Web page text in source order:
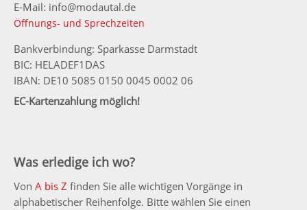
E-Mail: info@modautal.de
Öffnungs- und Sprechzeiten
Bankverbindung: Sparkasse Darmstadt
BIC: HELADEF1DAS
IBAN: DE10 5085 0150 0045 0002 06
EC-Kartenzahlung möglich!
Was erledige ich wo?
Von A bis Z finden Sie alle wichtigen Vorgänge in
alphabetischer Reihenfolge. Bitte wählen Sie einen